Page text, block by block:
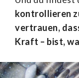
kontrollieren
vertrauen,
Kraft – bist,